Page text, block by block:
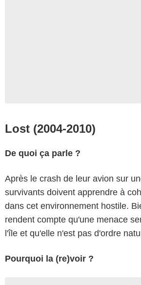
Lost (2004-2010)
De quoi ça parle ?
Après le crash de leur avion sur
survivants doivent apprendre à
dans cet environnement hostile.
rendent compte qu'une menace
l'île et qu'elle n'est pas d'ordre
Pourquoi la (re)voir ?